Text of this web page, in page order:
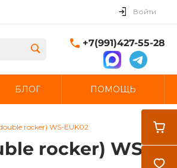
Закрыть
Войти
+7(991)427-55-28
БЛОГ ПОМОЩЬ
rocker) WS-EUK02
rocker) WS-